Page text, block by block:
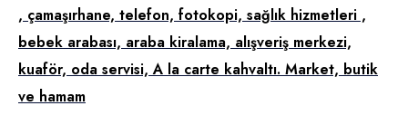
, çamaşırhane, telefon, fotokopi, sağlık hizmetleri ,
bebek arabası, araba kiralama, alışveriş merkezi,
kuaför, oda servisi, A la carte kahvaltı. Market, butik
ve hamam